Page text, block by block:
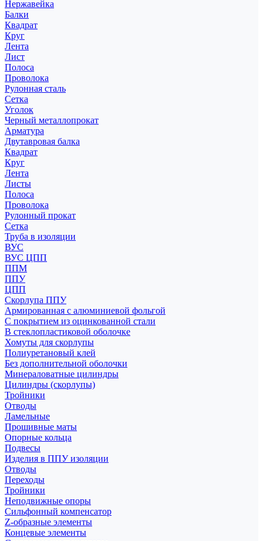
Нержавейка
Балки
Квадрат
Круг
Лента
Лист
Полоса
Проволока
Рулонная сталь
Сетка
Уголок
Черный металлопрокат
Арматура
Двутавровая балка
Квадрат
Круг
Лента
Листы
Полоса
Проволока
Рулонный прокат
Сетка
Труба в изоляции
ВУС
ВУС ЦПП
ППМ
ППУ
ЦПП
Скорлупа ППУ
Армированная с алюминиевой фольгой
С покрытием из оцинкованной стали
В стеклопластиковой оболочке
Хомуты для скорлупы
Полиуретановый клей
Без дополнительной оболочки
Минераловатные цилиндры
Цилиндры (скорлупы)
Тройники
Отводы
Ламельные
Прошивные маты
Опорные кольца
Подвесы
Изделия в ППУ изоляции
Отводы
Переходы
Тройники
Неподвижные опоры
Cильфонный компенсатор
Z-образные элементы
Концевые элементы